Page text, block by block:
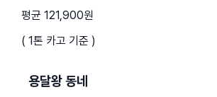
평균 121,900원
( 1톤 카고 기준 )
용달왕 동네